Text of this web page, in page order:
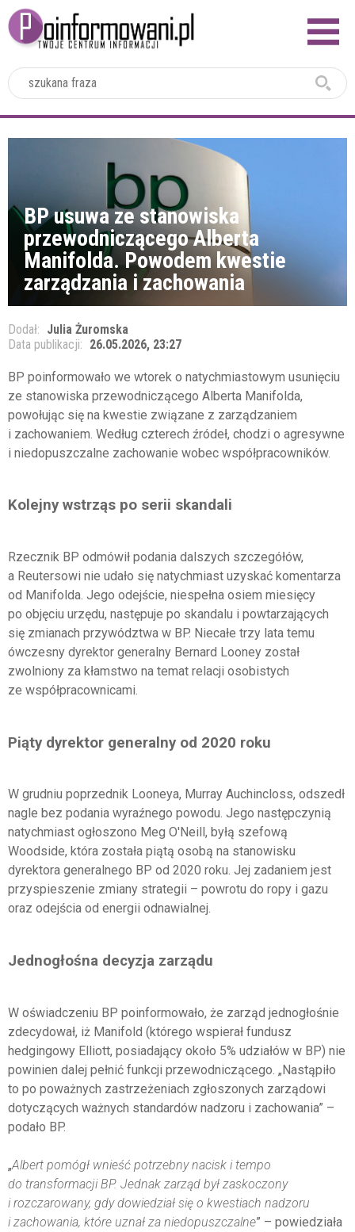
BP usuwa ze stanowiska
przewodniczącego Alberta
Manifolda. Powodem kwestie
zarządzania i zachowania
Dodał: Julia Żuromska
Data publikacji: 26.05.2026, 23:27
BP poinformowało we wtorek o natychmiastowym usunięciu
ze stanowiska przewodniczącego Alberta Manifolda,
powołując się na kwestie związane z zarządzaniem
i zachowaniem. Według czterech źródeł, chodzi o agresywne
i niedopuszczalne zachowanie wobec współpracowników.
Kolejny wstrząs po serii skandali
Rzecznik BP odmówił podania dalszych szczegółów,
a Reutersowi nie udało się natychmiast uzyskać komentarza
od Manifolda. Jego odejście, niespełna osiem miesięcy
po objęciu urzędu, następuje po skandalu i powtarzających
się zmianach przywództwa w BP. Niecałe trzy lata temu
ówczesny dyrektor generalny Bernard Looney został
zwolniony za kłamstwo na temat relacji osobistych
ze współpracownicami.
Piąty dyrektor generalny od 2020 roku
W grudniu poprzednik Looneya, Murray Auchincloss, odszedł
nagle bez podania wyraźnego powodu. Jego następczynią
natychmiast ogłoszono Meg O'Neill, byłą szefową
Woodside, która została piątą osobą na stanowisku
dyrektora generalnego BP od 2020 roku. Jej zadaniem jest
przyspieszenie zmiany strategii – powrotu do ropy i gazu
oraz odejścia od energii odnawialnej.
Jednogłośna decyzja zarządu
W oświadczeniu BP poinformowało, że zarząd jednogłośnie
zdecydował, iż Manifold (którego wspierał fundusz
hedgingowy Elliott, posiadający około 5% udziałów w BP) nie
powinien dalej pełnić funkcji przewodniczącego. „Nastąpiło
to po poważnych zastrzeżeniach zgłoszonych zarządowi
dotyczących ważnych standardów nadzoru i zachowania” –
podało BP.
„Albert pomógł wnieść potrzebny nacisk i tempo
do transformacji BP. Jednak zarząd był zaskoczony
i rozczarowany, gdy dowiedział się o kwestiach nadzoru
i zachowania, które uznał za niedopuszczalne” – powiedziała